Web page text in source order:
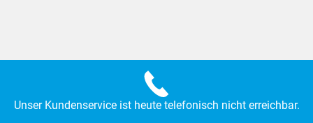
Unser Kundenservice ist heute telefonisch nicht erreichbar.